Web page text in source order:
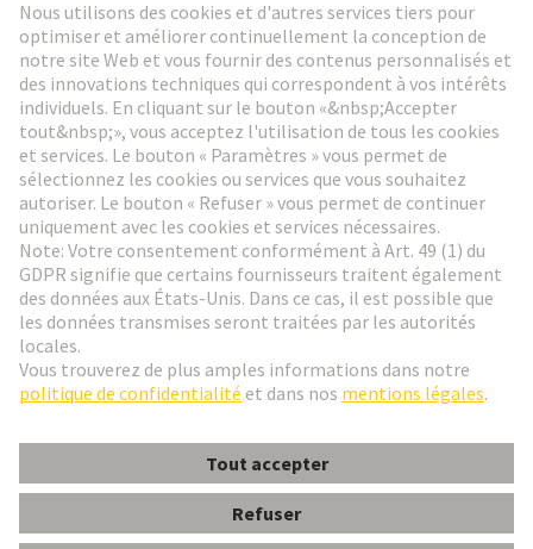
Aller à l'inscription
Social Media
France Français
© HARTING Technology Group
ContactPolitique de confidentialité